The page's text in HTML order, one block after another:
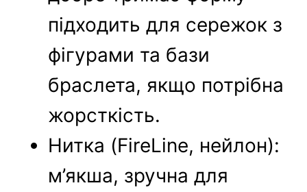
підходить для сережок з
фігурами та бази
браслета, якщо потрібна
жорсткість.
Нитка (FireLine, нейлон):
м’якша, зручна для